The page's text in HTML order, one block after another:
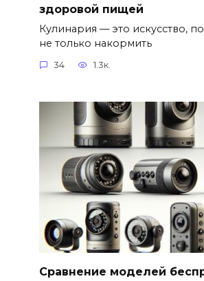
здоровой пищей
Кулинария — это искусство,
не только накормить
34 1.3к.
Сравнение моделей